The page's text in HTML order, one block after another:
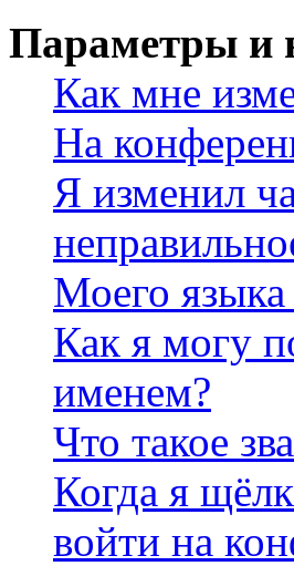
Параметры и
Как мне
На
Я изменил
Моего языка
Как я могу
именем?
Что такое
Когда я
войти на